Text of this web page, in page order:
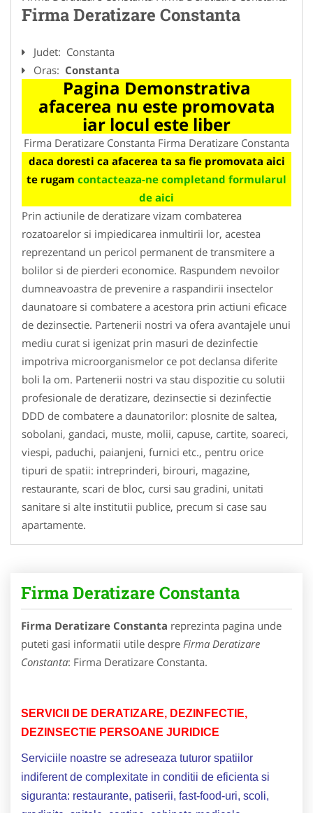
Firma Deratizare Constanta
Judet: Constanta
Oras: Constanta
Pagina Demonstrativa
afacerea nu este promovata
iar locul este liber
Firma Deratizare Constanta Firma Deratizare Constanta
daca doresti ca afacerea ta sa fie promovata aici
te rugam contacteaza-ne completand formularul
de aici
Prin actiunile de deratizare vizam combaterea
rozatoarelor si impiedicarea inmultirii lor, acestea
reprezentand un pericol permanent de transmitere a
bolilor si de pierderi economice. Raspundem nevoilor
dumneavoastra de prevenire a raspandirii insectelor
daunatoare si combatere a acestora prin actiuni eficace
de dezinsectie. Partenerii nostri va ofera avantajele unui
mediu curat si igenizat prin masuri de dezinfectie
impotriva microorganismelor ce pot declansa diferite
boli la om. Partenerii nostri va stau dispozitie cu solutii
profesionale de deratizare, dezinsectie si dezinfectie
DDD de combatere a daunatorilor: plosnite de saltea,
sobolani, gandaci, muste, molii, capuse, cartite, soareci,
viespi, paduchi, paianjeni, furnici etc., pentru orice
tipuri de spatii: intreprinderi, birouri, magazine,
restaurante, scari de bloc, cursi sau gradini, unitati
sanitare si alte institutii publice, precum si case sau
apartamente.
Firma Deratizare Constanta
Firma Deratizare Constanta reprezinta pagina unde
puteti gasi informatii utile despre Firma Deratizare
Constanta: Firma Deratizare Constanta.
SERVICII DE DERATIZARE, DEZINFECTIE,
DEZINSECTIE PERSOANE JURIDICE
Serviciile noastre se adreseaza tuturor spatiilor
indiferent de complexitate in conditii de eficienta si
siguranta: restaurante, patiserii, fast-food-uri, scoli,